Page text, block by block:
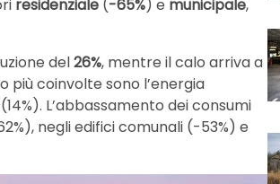
residenziale (-65%) e municipale,
del26%, mentre il calo arriva a
più coinvolte sono l’energia
L’abbassamento dei consumi
negli edifici comunali (-53%) e